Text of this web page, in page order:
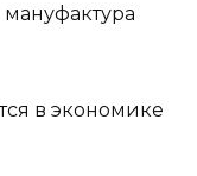
в экономике